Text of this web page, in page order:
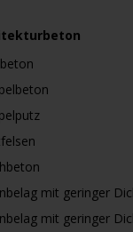
mit geringer
mit geringer